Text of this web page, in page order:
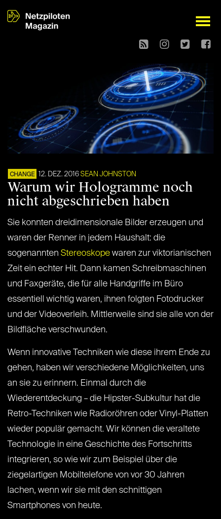
open
CHANGE 12. DEZ. 2016 SEAN JOHNSTON
Warum wir Hologramme noch
nicht abgeschrieben haben
Sie konnten dreidimensionale Bilder erzeugen und
waren der Renner in jedem Haushalt: die
sogenannten Stereoskope waren zur viktorianischen
Zeit ein echter Hit. Dann kamen Schreibmaschinen
und Faxgeräte, die für alle Handgriffe im Büro
essentiell wichtig waren, ihnen folgten Fotodrucker
und der Videoverleih. Mittlerweile sind sie alle von der
Bildfläche verschwunden.
Wenn innovative Techniken wie diese ihrem Ende zu
gehen, haben wir verschiedene Möglichkeiten, uns
an sie zu erinnern. Einmal durch die
Wiederentdeckung – die Hipster-Subkultur hat die
Retro-Techniken wie Radioröhren oder Vinyl-Platten
wieder populär gemacht. Wir können die veraltete
Technologie in eine Geschichte des Fortschritts
integrieren, so wie wir zum Beispiel über die
ziegelartigen Mobiltelefone von vor 30 Jahren
lachen, wenn wir sie mit den schnittigen
Smartphones von heute.